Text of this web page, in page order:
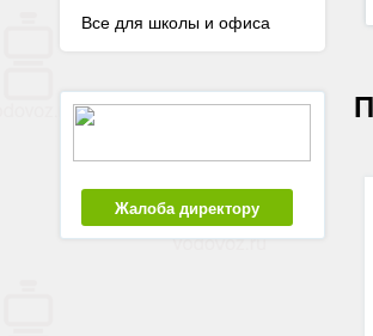
Все для школы и офиса
Жалоба директору